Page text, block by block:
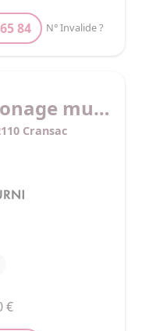
84 N° Invalide ?
Occitanie ramonage multiservices
Cransac
€